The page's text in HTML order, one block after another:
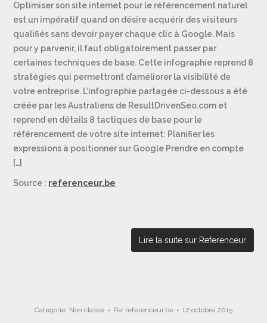
Optimiser son site internet pour le référencement naturel
est un impératif quand on désire acquérir des visiteurs
qualifiés sans devoir payer chaque clic à Google. Mais
pour y parvenir, il faut obligatoirement passer par
certaines techniques de base. Cette infographie reprend 8
stratégies qui permettront d’améliorer la visibilité de
votre entreprise. L’infographie partagée ci-dessous a été
créée par les Australiens de ResultDrivenSeo.com et
reprend en détails 8 tactiques de base pour le
référencement de votre site internet: Planifier les
expressions à positionner sur Google Prendre en compte
[…]
Source : referenceur.be
Lire la suite sur Referenceur
Catégorie Non classé Par referenceur.be 12 octobre 2015